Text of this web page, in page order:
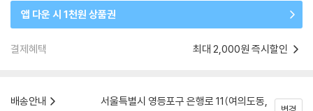
앱 다운 시 1천원 상품권
결제혜택 최대 2,000원 즉시할인
배송안내
서울특별시 영등포구 은행로 11(여의도동,